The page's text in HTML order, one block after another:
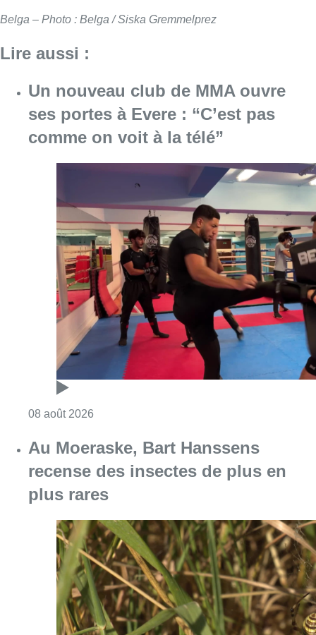
Belga – Photo : Belga / Siska Gremmelprez
Lire aussi :
Un nouveau club de MMA ouvre
ses portes à Evere : “C’est pas
comme on voit à la télé”
08 août 2026
Au Moeraske, Bart Hanssens
recense des insectes de plus en
plus rares